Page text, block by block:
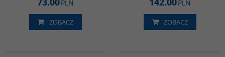
PLN
ZOBACZ
PLN
ZOBACZ